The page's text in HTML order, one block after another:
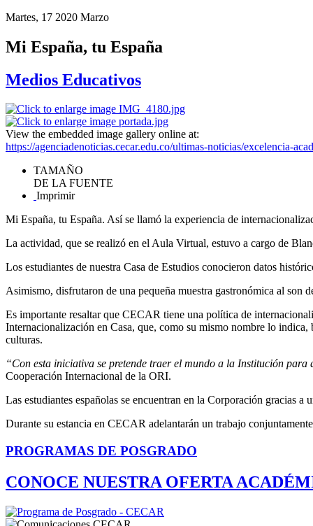
Martes, 17 2020 Marzo
Mi España, tu España
Medios Educativos
View the embedded image gallery online at:
https://agenciadenoticias.cecar.edu.co/ultimas-noticias/excelencia-
TAMAÑO
DE LA FUENTE
Imprimir
Mi España, tu España. Así se llamó la experiencia de
La actividad, que se realizó en el Aula Virtual, estuvo a cargo de
Los estudiantes de nuestra Casa de Estudios conocieron datos
Asimismo, disfrutaron de una pequeña muestra gastronómica al son
Es importante resaltar que CECAR tiene una política de
Internacionalización en Casa, que, como su mismo nombre lo
culturas.
“Con esta iniciativa se pretende traer el mundo a la Institución
Cooperación Internacional de la ORI.
Las estudiantes españolas se encuentran en la Corporación gracias
Durante su estancia en CECAR adelantarán un trabajo
PROGRAMAS DE POSGRADO
CONOCE NUESTRA OFERTA